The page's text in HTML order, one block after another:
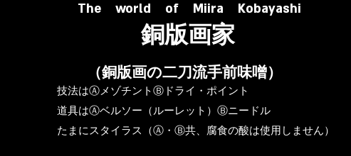
The world of Miira Kobayashi
​銅版画家
​（銅版画の二刀流手前味噌）
​技法はⒶメゾチントⒷドライ・ポイント
道具はⒶベルソー（ルーレット）Ⓑニードル
​たまにスタイラス（Ⓐ・Ⓑ共、腐食の酸は使用しません）